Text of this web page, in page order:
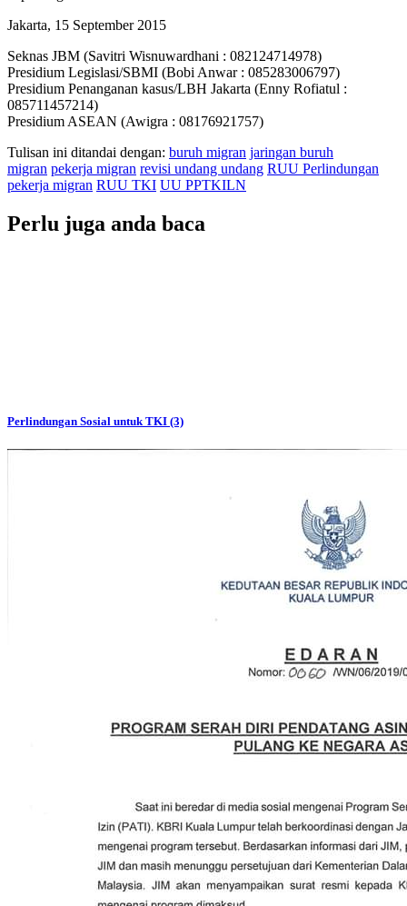
Jakarta, 15 September 2015
Seknas JBM (Savitri Wisnuwardhani : 082124714978)
Presidium Legislasi/SBMI (Bobi Anwar : 085283006797)
Presidium Penanganan kasus/LBH Jakarta (Enny Rofiatul :
085711457214)
Presidium ASEAN (Awigra : 08176921757)
Tulisan ini ditandai dengan: buruh migran jaringan buruh
migran pekerja migran revisi undang undang RUU Perlindungan
pekerja migran RUU TKI UU PPTKILN
Perlu juga anda baca
Perlindungan Sosial untuk TKI (3)